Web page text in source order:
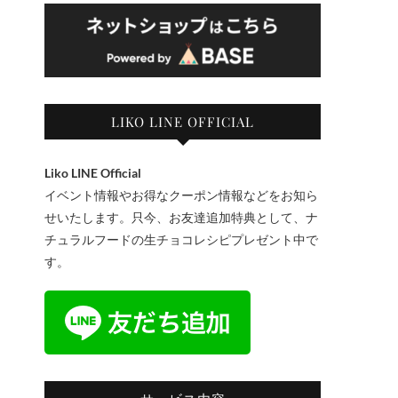
LIKO LINE OFFICIAL
Liko LINE Official
イベント情報やお得なクーポン情報などをお知ら
せいたします。只今、お友達追加特典として、ナ
チュラルフードの生チョコレシピプレゼント中で
す。